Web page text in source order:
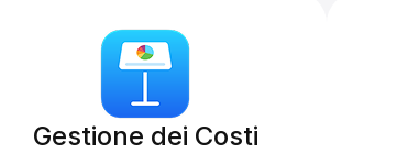
Gestione dei Costi